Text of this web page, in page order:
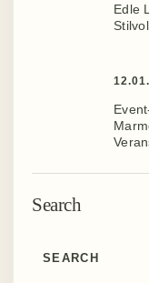
Edle
Search